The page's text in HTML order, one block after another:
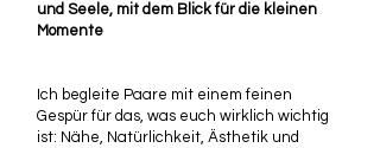
und Seele, mit dem Blick für die kleinen
Momente
Ich begleite Paare mit einem feinen
Gespür für das, was euch wirklich wichtig
ist: Nähe, Natürlichkeit, Ästhetik und